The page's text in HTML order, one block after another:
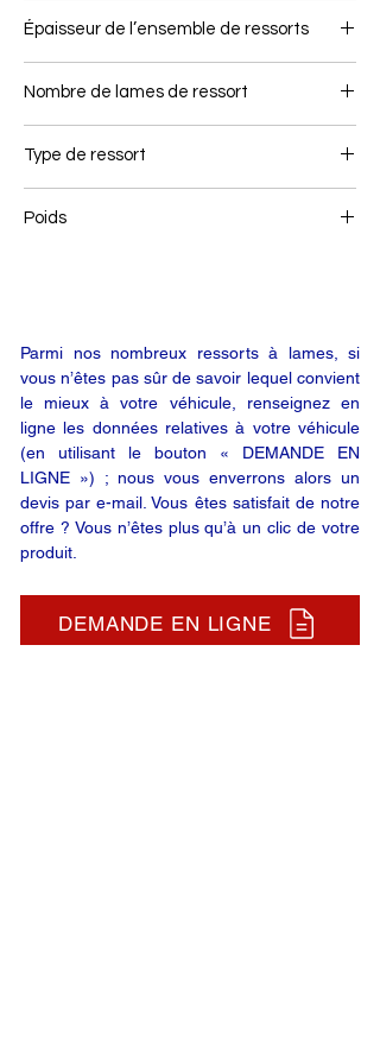
Épaisseur de l’ensemble de ressorts
Nombre de lames de ressort
Type de ressort
Poids
Parmi nos nombreux ressorts à lames, si
vous n’êtes pas sûr de savoir lequel convient
le mieux à votre véhicule, renseignez en
ligne les données relatives à votre véhicule
(en utilisant le bouton « DEMANDE EN
LIGNE ») ; nous vous enverrons alors un
devis par e-mail. Vous êtes satisfait de notre
offre ? Vous n’êtes plus qu’à un clic de votre
produit.
DEMANDE EN LIGNE